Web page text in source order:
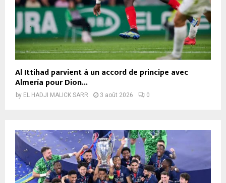
Al Ittihad parvient à un accord de principe avec
Almería pour Dion...
by EL HADJI MALICK SARR 3 août 2026 0